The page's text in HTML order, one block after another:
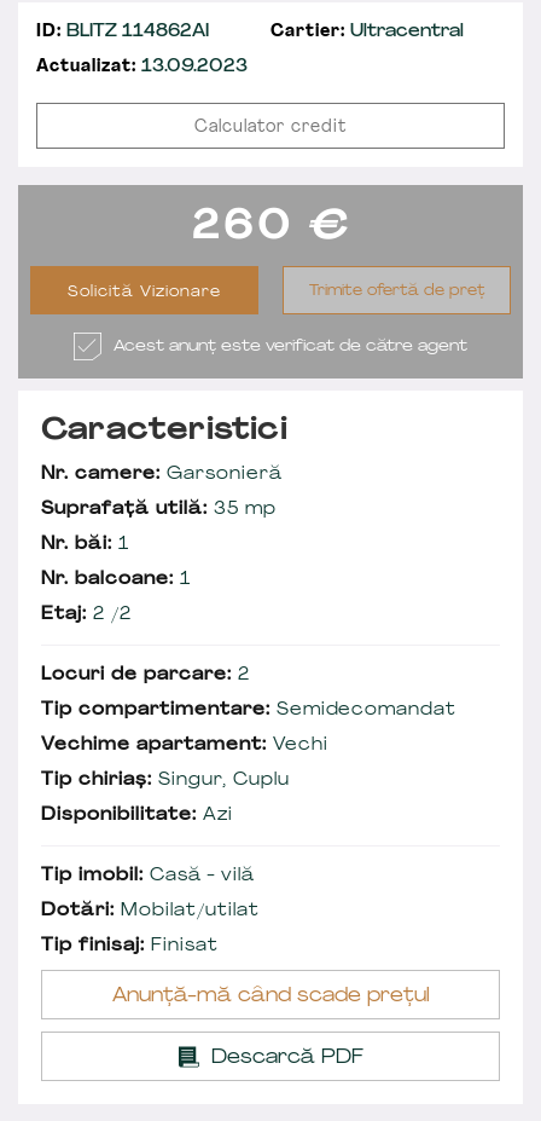
ID: BLITZ 114862AI Cartier: Ultracentral
Actualizat: 13.09.2023
Calculator credit
260 €
Solicită Vizionare Trimite ofertă de preț
Acest anunț este verificat de către agent
Caracteristici
Nr. camere: Garsonieră
Suprafață utilă: 35 mp
Nr. băi: 1
Nr. balcoane: 1
Etaj: 2 /2
Locuri de parcare: 2
Tip compartimentare: Semidecomandat
Vechime apartament: Vechi
Tip chiriaș: Singur, Cuplu
Disponibilitate: Azi
Tip imobil: Casă - vilă
Dotări: Mobilat/utilat
Tip finisaj: Finisat
Anunță-mă când scade prețul
Descarcă PDF